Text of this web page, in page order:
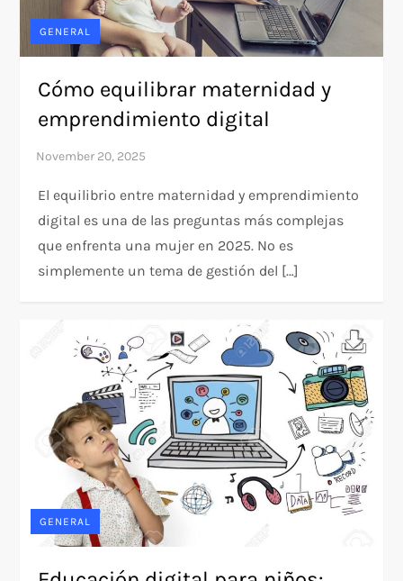
GENERAL
Cómo equilibrar maternidad y
emprendimiento digital
El equilibrio entre maternidad y emprendimiento
digital es una de las preguntas más complejas
que enfrenta una mujer en 2025. No es
simplemente un tema de gestión del […]
GENERAL